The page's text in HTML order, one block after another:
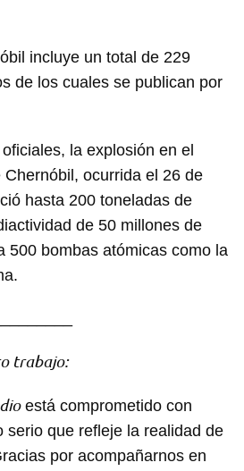
incluye un total de 229
de los cuales se publican por
la explosión en el
ocurrida el 26 de
hasta 200 toneladas de
de 50 millones de
500 bombas atómicas como la
trabajo:
está comprometido con
serio que refleje la realidad de
por acompañarnos en